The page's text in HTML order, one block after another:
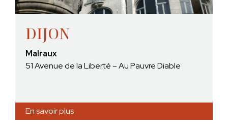
DIJON
Malraux
51 Avenue de la Liberté – Au Pauvre Diable
En savoir plus